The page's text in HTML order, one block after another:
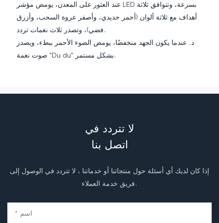
عند العثور على المعدن، يومض مؤشر LED بسرعة، وتتوافق ثلاثة
أهداف مع ثلاثة ألوان (أحمر حديدي، وأصفر عروة السحب، وأزرق
فضي)، وتصدر ثلاث نغمات تردد.
د. عندما يكون الجهد منخفضًا، يومض الضوء الأحمر ببطء، ويصدر
صوت نغمة "Du du" بشكل مستمر.
لا تتردد في
اتصل بنا
إذا كان لديك أي أسئلة حول منتجاتنا أو خدماتنا ، لا تتردد في الوصول إلى
فريق خدمة العملاء.
اسم